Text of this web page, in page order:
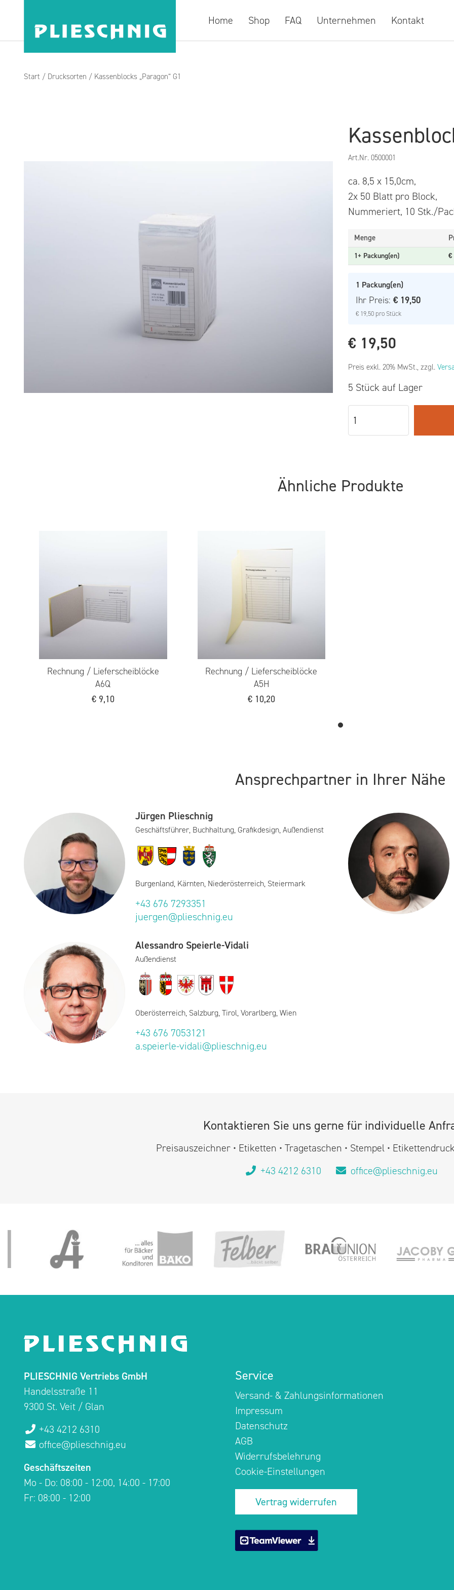
Home Shop FAQ Unternehmen Kontakt
Start / Drucksorten / Kassenblocks „Paragon“ G1
Art.Nr. 0500001
ca. 8,5 x 15,0cm,
2x 50 Blatt pro Block,
Nummeriert, 10 Stk./
Menge
1+ Packung(en) €
1 Packung(en)
Ihr Preis: € 19,50
€ 19,50 pro Stück
€ 19,50
Preis exkl. 20% MwSt., zzgl.
5 Stück auf Lager
Ähnliche Produkte
Rechnung / Lieferscheiblöcke
A6Q
€9,10
Rechnung / Lieferscheiblöcke
A5H
€10,20
Ansprechpartner in Ihrer Nähe
Jürgen Plieschnig
Geschäftsführer, Buchhaltung, Grafikdesign, Außendienst
Burgenland, Kärnten, Niederösterreich, Steiermark
+43 676 7293351
juergen@plieschnig.eu
Alessandro Speierle-Vidali
Außendienst
Oberösterreich, Salzburg, Tirol, Vorarlberg, Wien
+43 676 7053121
a.speierle-vidali@plieschnig.eu
Kontaktieren Sie uns gerne für individuelle
Preisauszeichner • Etiketten • Tragetaschen • Stempel •
+43 4212 6310
office@plieschnig.eu
PLIESCHNIG Vertriebs GmbH
Handelsstraße 11
9300 St. Veit / Glan
+43 4212 6310
office@plieschnig.eu
Geschäftszeiten
Mo - Do: 08:00 - 12:00, 14:00 - 17:00
Fr: 08:00 - 12:00
Service
Versand- & Zahlungsinformationen
Impressum
Datenschutz
AGB
Widerrufsbelehrung
Cookie-Einstellungen
Vertrag widerrufen